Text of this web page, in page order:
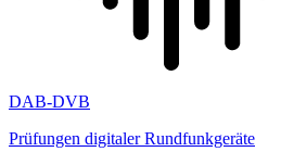
DAB-DVB
Prüfungen digitaler Rundfunkgeräte